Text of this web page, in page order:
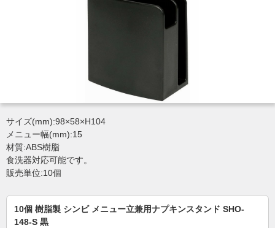
サイズ(mm):98×58×H104
メニュー幅(mm):15
材質:ABS樹脂
食洗器対応可能です。
販売単位:10個
10個 樹脂製 シンビ メニュー立兼用ナプキンスタンド SHO-
148-S 黒